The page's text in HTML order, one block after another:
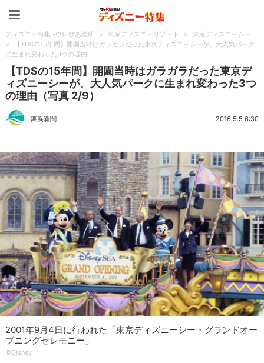
ディズニー特集 -ウレぴあ総研 > 東京ディズニーリゾート >
東京ディズニーシー
>
【TDSの15年間】開園当時はガラガラだった東京ディズニーシーが、大人気パーク
に生まれ変わった3つの理由
【TDSの15年間】開園当時はガラガラだった東京デ
ィズニーシーが、大人気パークに生まれ変わった3つ
の理由（写真 2/9）
舞浜新聞 2016.5.5 6:30
2001年9月4日に行われた「東京ディズニーシー・グランドオー
プニングセレモニー」
©Disney